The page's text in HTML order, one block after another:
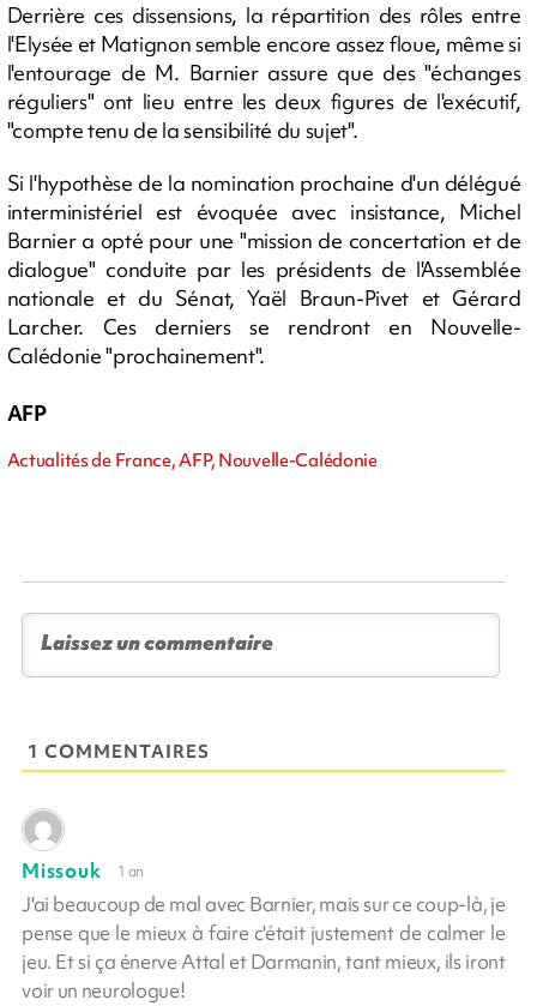
Derrière ces dissensions, la répartition des rôles entre
l'Elysée et Matignon semble encore assez floue, même si
l'entourage de M. Barnier assure que des "échanges
réguliers" ont lieu entre les deux figures de l'exécutif,
"compte tenu de la sensibilité du sujet".
Si l'hypothèse de la nomination prochaine d'un délégué
interministériel est évoquée avec insistance, Michel
Barnier a opté pour une "mission de concertation et de
dialogue" conduite par les présidents de l'Assemblée
nationale et du Sénat, Yaël Braun-Pivet et Gérard
Larcher. Ces derniers se rendront en Nouvelle-
Calédonie "prochainement".
AFP
Actualités de France, AFP, Nouvelle-Calédonie
1 COMMENTAIRES
Missouk 1 an
J'ai beaucoup de mal avec Barnier, mais sur ce coup-là, je
pense que le mieux à faire c'était justement de calmer le
jeu. Et si ça énerve Attal et Darmanin, tant mieux, ils iront
voir un neurologue!